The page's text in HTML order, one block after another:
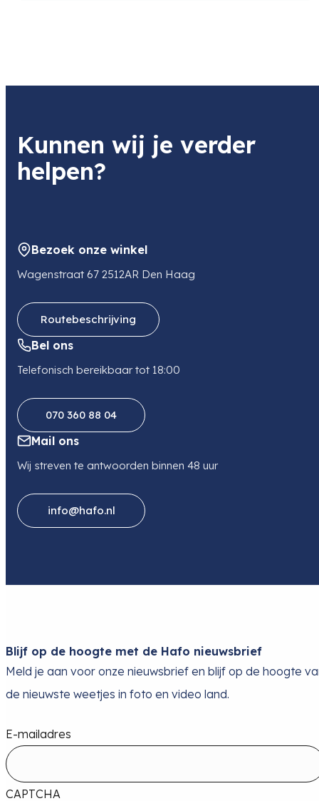
Kunnen wij je verder
helpen?
Bezoek onze winkel
Wagenstraat 67 2512AR Den Haag
Routebeschrijving
Bel ons
Telefonisch bereikbaar tot 18:00
070 360 88 04
Mail ons
Wij streven te antwoorden binnen 48 uur
info@hafo.nl
Blijf op de hoogte met de Hafo nieuwsbrief
Meld je aan voor onze nieuwsbrief en blijf op de hoogte
de nieuwste weetjes in foto en video land.
E-mailadres
CAPTCHA